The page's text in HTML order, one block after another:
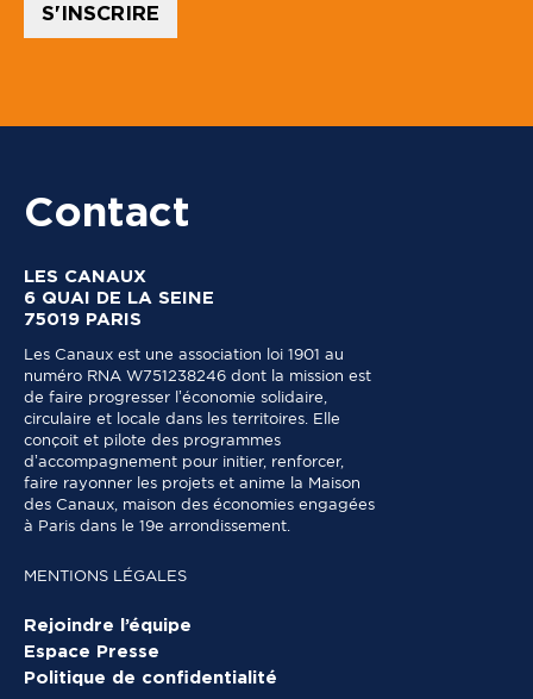
S'INSCRIRE
Contact
LES CANAUX
6 QUAI DE LA SEINE
75019 PARIS
Les Canaux est une association loi 1901 au
numéro RNA W751238246 dont la mission est
de faire progresser l’économie solidaire,
circulaire et locale dans les territoires. Elle
conçoit et pilote des programmes
d’accompagnement pour initier, renforcer,
faire rayonner les projets et anime la Maison
des Canaux, maison des économies engagées
à Paris dans le 19e arrondissement.
MENTIONS LÉGALES
Rejoindre l’équipe
Espace Presse
Politique de confidentialité